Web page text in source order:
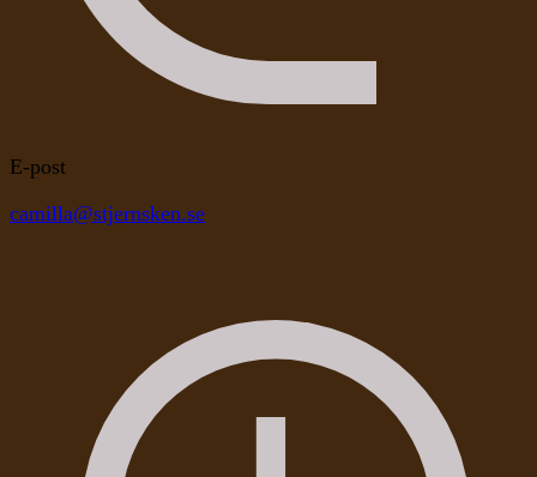
E-post
camilla@stjernsken.se